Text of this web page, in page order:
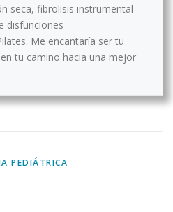
seca, fibrolisis instrumental
disfunciones
Me encantaría ser tu
tu camino hacia una mejor
PEDIÁTRICA